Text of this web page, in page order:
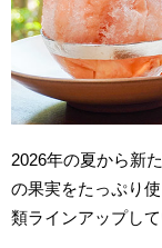
2026年の夏から新
の果実をたっぷり
類ラインアップして